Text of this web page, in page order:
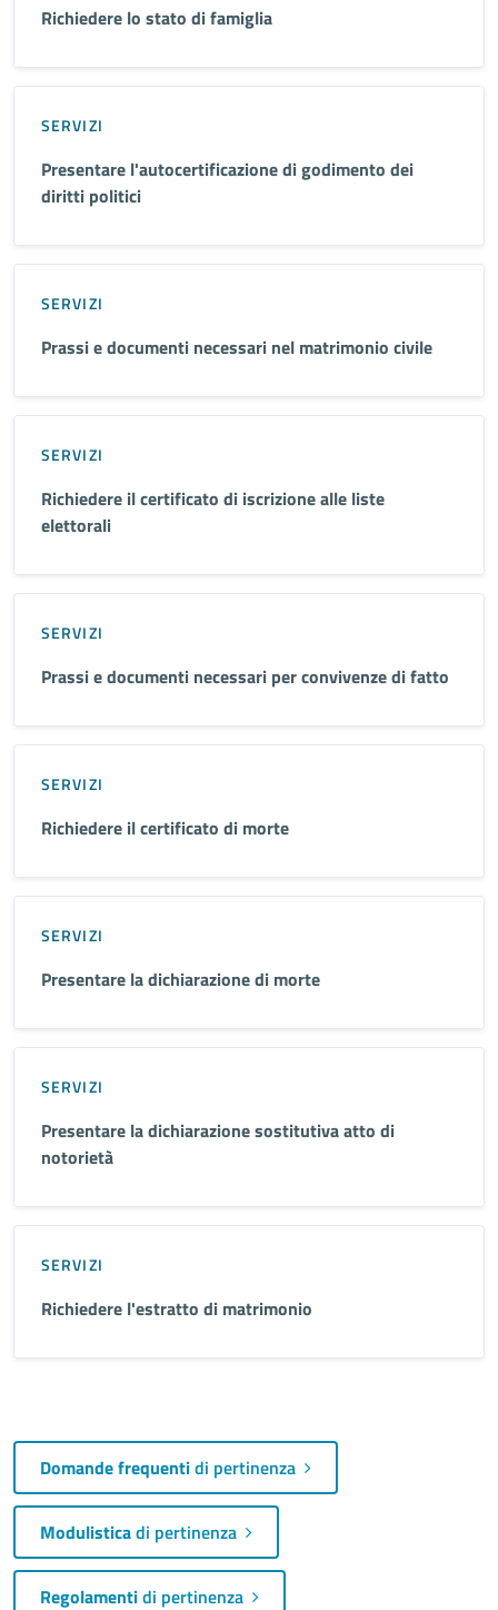
Richiedere lo stato di famiglia
SERVIZI
Presentare l'autocertificazione di godimento dei
diritti politici
SERVIZI
Prassi e documenti necessari nel matrimonio civile
SERVIZI
Richiedere il certificato di iscrizione alle liste
elettorali
SERVIZI
Prassi e documenti necessari per convivenze di fatto
SERVIZI
Richiedere il certificato di morte
SERVIZI
Presentare la dichiarazione di morte
SERVIZI
Presentare la dichiarazione sostitutiva atto di
notorietà
SERVIZI
Richiedere l'estratto di matrimonio
Domande frequentidi pertinenza
Modulisticadi pertinenza
Regolamentidi pertinenza